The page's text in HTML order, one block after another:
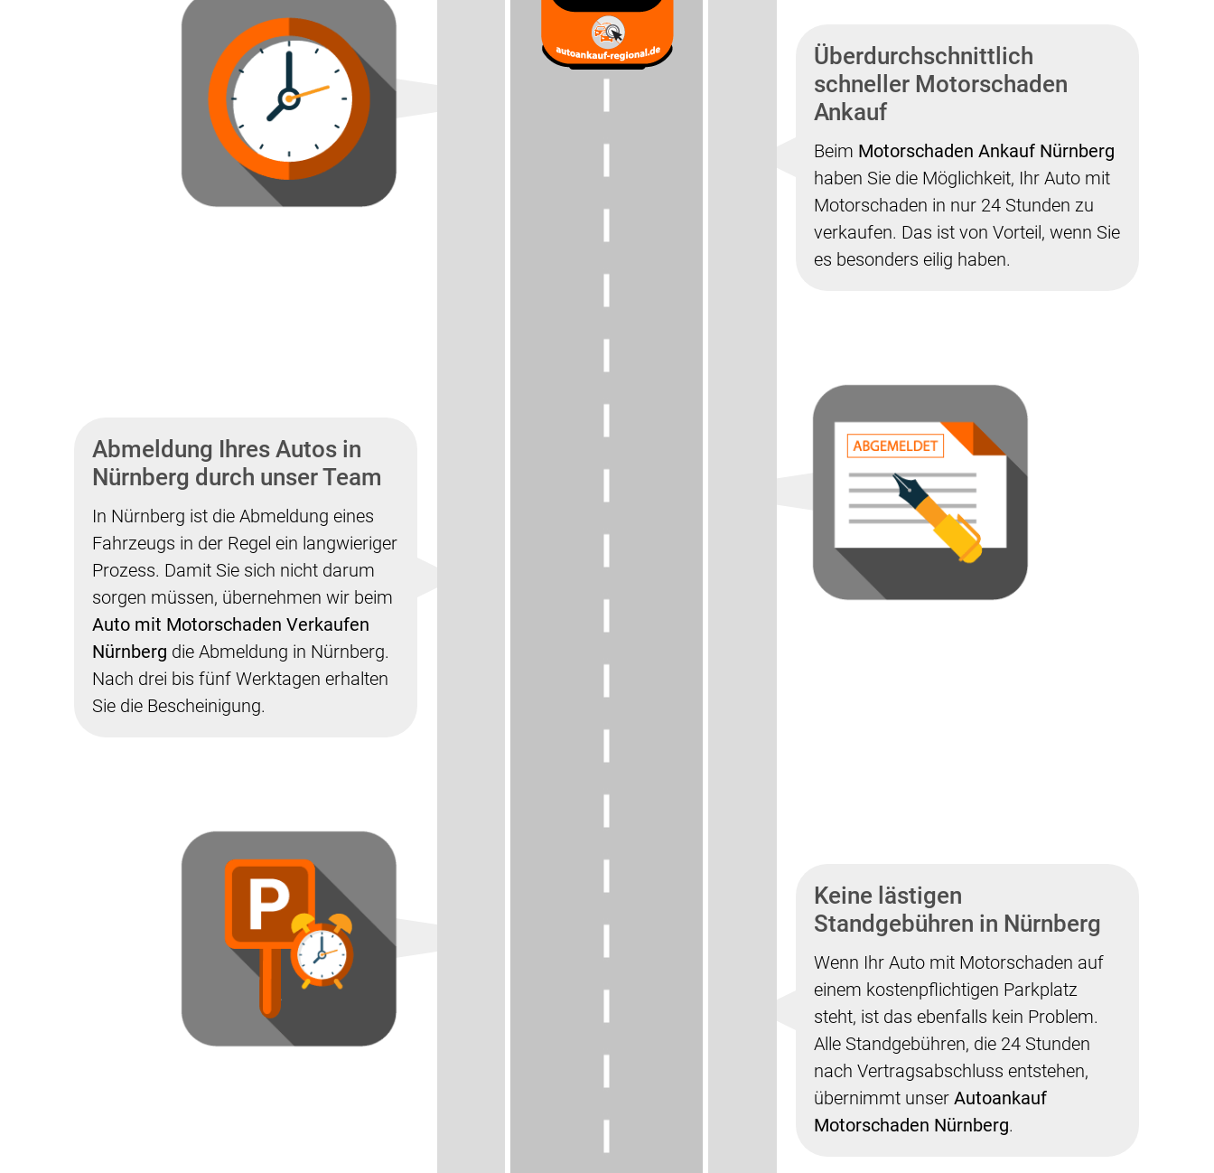
Überdurchschnittlich
schneller Motorschaden
Ankauf
Beim Motorschaden Ankauf Nürnberg
haben Sie die Möglichkeit, Ihr Auto mit
Motorschaden in nur 24 Stunden zu
verkaufen. Das ist von Vorteil, wenn Sie
es besonders eilig haben.
Abmeldung Ihres Autos in
Nürnberg durch unser Team
In Nürnberg ist die Abmeldung eines
Fahrzeugs in der Regel ein langwieriger
Prozess. Damit Sie sich nicht darum
sorgen müssen, übernehmen wir beim
Auto mit Motorschaden Verkaufen
Nürnberg die Abmeldung in Nürnberg.
Nach drei bis fünf Werktagen erhalten
Sie die Bescheinigung.
Keine lästigen
Standgebühren in Nürnberg
Wenn Ihr Auto mit Motorschaden auf
einem kostenpflichtigen Parkplatz
steht, ist das ebenfalls kein Problem.
Alle Standgebühren, die 24 Stunden
nach Vertragsabschluss entstehen,
übernimmt unser Autoankauf
Motorschaden Nürnberg.